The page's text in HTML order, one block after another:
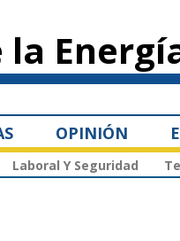
la
OPINIÓN
Laboral Y Seguridad